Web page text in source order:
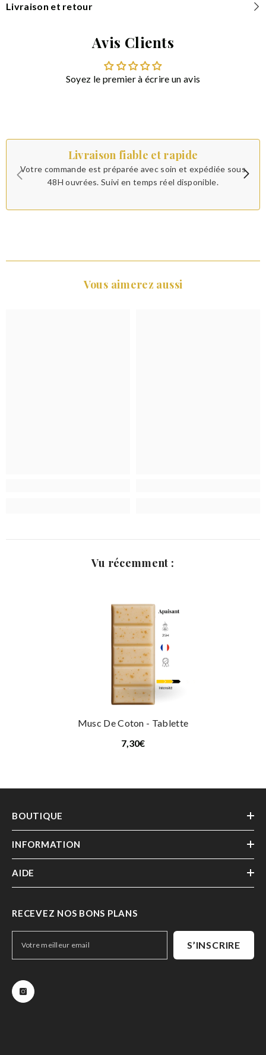
Livraison et retour
Avis Clients
Soyez le premier à écrire un avis
Livraison fiable et rapide
Votre commande est préparée avec soin et expédiée sous
48H ouvrées. Suivi en temps réel disponible.
Vous aimerez aussi
Vu récemment :
Musc De Coton - Tablette
7,30€
BOUTIQUE
INFORMATION
AIDE
RECEVEZ NOS BONS PLANS
S’INSCRIRE